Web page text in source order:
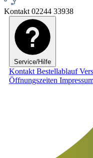
Kontakt 02244 33938
Service/Hilfe
Kontakt Bestellablauf
Öffnungszeiten